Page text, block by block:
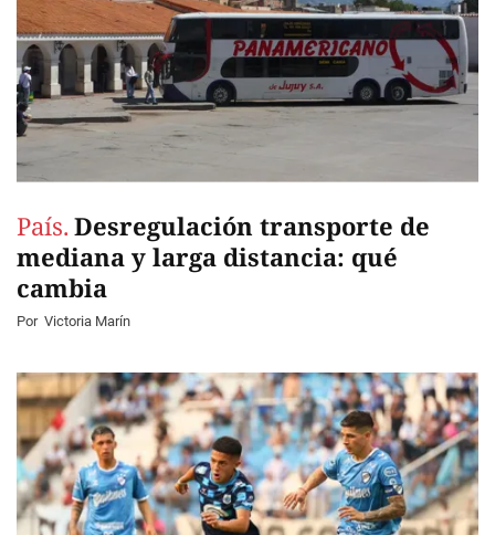
País. Desregulación transporte de
mediana y larga distancia: qué
cambia
Por Victoria Marín